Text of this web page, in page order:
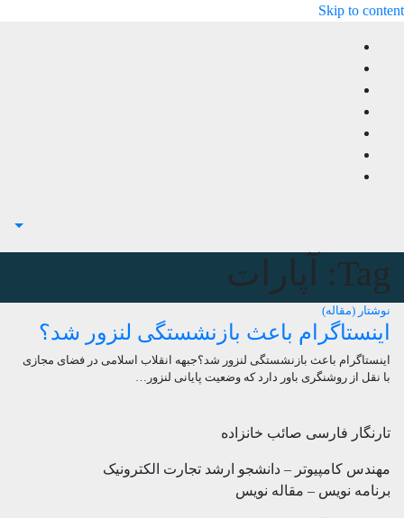
Skip to content
Tag: آپارات
نوشتار (مقاله)
اینستاگرام باعث بازنشستگی لنزور شد؟
اینستاگرام باعث بازنشستگی لنزور شد؟جبهه انقلاب اسلامی در فضای مجازی
با نقل از روشنگری باور دارد که وضعیت پایانی لنزور…
تارنگار فارسی صائب خانزاده
مهندس کامپیوتر – دانشجو ارشد تجارت الکترونیک
برنامه نویس – مقاله نویس